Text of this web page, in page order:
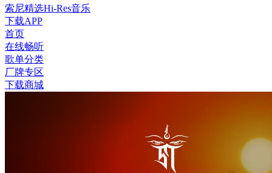
索尼精选Hi-Res音乐
下载APP
首页
在线畅听
歌单分类
厂牌专区
下载商城